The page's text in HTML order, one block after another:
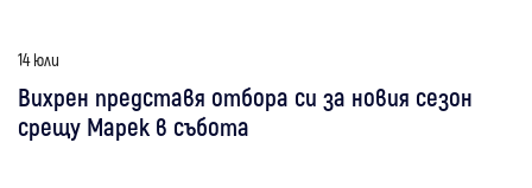
14 юли
Вихрен представя отбора си за новия сезон
срещу Марек в събота